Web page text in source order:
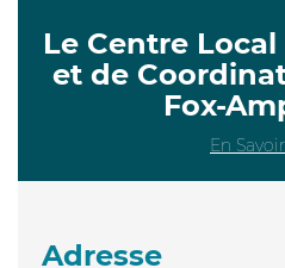
Le Centre
et de
Fox-
En
Adresse